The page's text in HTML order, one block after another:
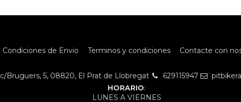
Condiciones de Envio Terminos y condiciones Contacte con
c/Bruguers, 5, 08820, El Prat de Llobregat 629115947
HORARIO:
LUNES A VIERNES